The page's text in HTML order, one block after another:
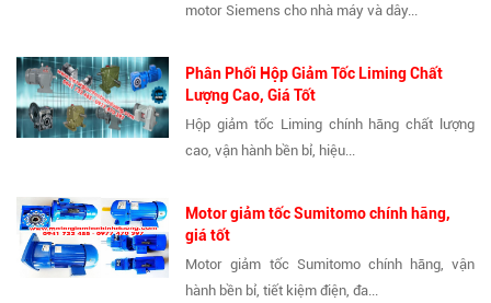
motor Siemens cho nhà máy và dây...
Phân Phối Hộp Giảm Tốc Liming Chất
Lượng Cao, Giá Tốt
Hộp giảm tốc Liming chính hãng chất lượng
cao, vận hành bền bỉ, hiệu...
Motor giảm tốc Sumitomo chính hãng,
giá tốt
Motor giảm tốc Sumitomo chính hãng, vận
hành bền bỉ, tiết kiệm điện, đa...